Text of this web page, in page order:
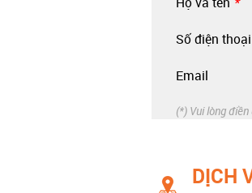
Số điện thoại
Email
(*) Vui lòng
DỊCH